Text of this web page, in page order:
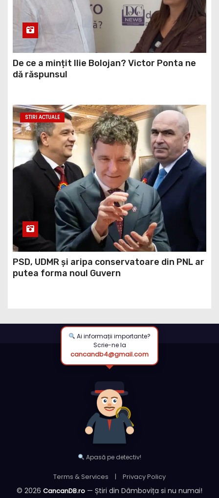
De ce a mințit Ilie Bolojan? Victor Ponta ne
dă răspunsul
STIRI ACTUALE
PSD, UDMR și aripa conservatoare din PNL ar
putea forma noul Guvern
Ai informații importante?
Scrie-ne la
cancandb4@gmail.com
Apasă pe detectiv!
Terms & Services | Privacy Policy
© 2026 CancanDB.ro — Știri din Dâmbovița si nu numai!